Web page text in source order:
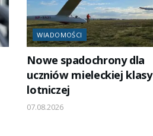
WIADOMOŚCI
Nowe spadochrony dla
uczniów mieleckiej klasy
lotniczej
07.08.2026